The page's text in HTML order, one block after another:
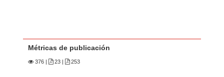
Métricas de publicación
376 23 | 253